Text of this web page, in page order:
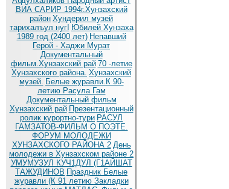
ВИА САРИР 1994г.Хунзахский
район Хундерил музей
тарихалъул нугI Юбилей Хунзаха
1989 год (2400 лет) Непавший
Герой - Хаджи Мурат
Документальный
фильм.Хунзахский рай 70 -летие
Хунзахского района. Хунзахский
музей. Белые журавли.К 90-
летию Расула Гам
Документальный фильм
Хунзахский рай Презентационный
ролик курортно-тури РАСУЛ
ГАМЗАТОВ-ФИЛЬМ О ПОЭТЕ.
ФОРУМ МОЛОДЕЖИ
ХУНЗАХСКОГО РАЙОНА 2 День
молодежи в Хунзахском районе 2
УМУМУЗУЛ КУЧ1ДУЛ (Г1АЙШАТ
ТАЖУДИНОВ Праздник Белые
журавли (К 91 летию Закладки